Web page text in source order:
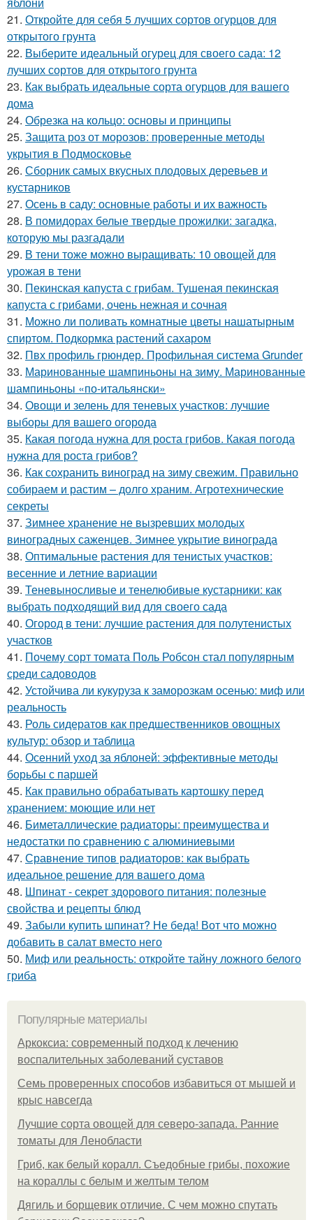
21. Откройте для себя 5 лучших сортов огурцов для
открытого грунта
22. Выберите идеальный огурец для своего сада: 12
лучших сортов для открытого грунта
23. Как выбрать идеальные сорта огурцов для вашего
дома
24. Обрезка на кольцо: основы и принципы
25. Защита роз от морозов: проверенные методы
укрытия в Подмосковье
26. Сборник самых вкусных плодовых деревьев и
кустарников
27. Осень в саду: основные работы и их важность
28. В помидорах белые твердые прожилки: загадка,
которую мы разгадали
29. В тени тоже можно выращивать: 10 овощей для
урожая в тени
30. Пекинская капуста с грибам. Тушеная пекинская
капуста с грибами, очень нежная и сочная
31. Можно ли поливать комнатные цветы нашатырным
спиртом. Подкормка растений сахаром
32. Пвх профиль грюндер. Профильная система Grunder
33. Маринованные шампиньоны на зиму. Маринованные
шампиньоны «по-итальянски»
34. Овощи и зелень для теневых участков: лучшие
выборы для вашего огорода
35. Какая погода нужна для роста грибов. Какая погода
нужна для роста грибов?
36. Как сохранить виноград на зиму свежим. Правильно
собираем и растим – долго храним. Агротехнические
секреты
37. Зимнее хранение не вызревших молодых
виноградных саженцев. Зимнее укрытие винограда
38. Оптимальные растения для тенистых участков:
весенние и летние вариации
39. Теневыносливые и тенелюбивые кустарники: как
выбрать подходящий вид для своего сада
40. Огород в тени: лучшие растения для полутенистых
участков
41. Почему сорт томата Поль Робсон стал популярным
среди садоводов
42. Устойчива ли кукуруза к заморозкам осенью: миф или
реальность
43. Роль сидератов как предшественников овощных
культур: обзор и таблица
44. Осенний уход за яблоней: эффективные методы
борьбы с паршей
45. Как правильно обрабатывать картошку перед
хранением: моющие или нет
46. Биметаллические радиаторы: преимущества и
недостатки по сравнению с алюминиевыми
47. Сравнение типов радиаторов: как выбрать
идеальное решение для вашего дома
48. Шпинат - секрет здорового питания: полезные
свойства и рецепты блюд
49. Забыли купить шпинат? Не беда! Вот что можно
добавить в салат вместо него
50. Миф или реальность: откройте тайну ложного белого
гриба
Популярные материалы
Аркоксиа: современный подход к лечению
воспалительных заболеваний суставов
Семь проверенных способов избавиться от мышей и
крыс навсегда
Лучшие сорта овощей для северо-запада. Ранние
томаты для Ленобласти
Гриб, как белый коралл. Съедобные грибы, похожие
на кораллы с белым и желтым телом
Дягиль и борщевик отличие. С чем можно спутать